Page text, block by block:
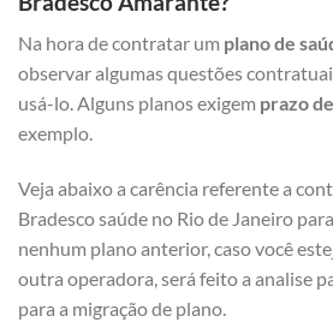
Na hora de contratar um plano de
observar algumas questões
usá-lo. Alguns planos exigem prazo
exemplo.
Veja abaixo a carência referente a
Bradesco saúde no Rio de Janeiro
nenhum plano anterior, caso você
outra operadora, será feito a analise
para a migração de plano.